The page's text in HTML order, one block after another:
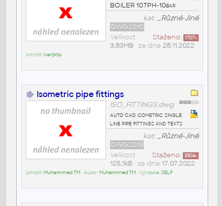
BOILER 10TPH-10bar
kat:_Různé-Jiné
DWG2010
Staženo: 1707x
Velikost
3,83MB• ze dne 28.11.2022
Umístil:ivanjktp
Isometric pipe fittings
ISO_FITTINGS.dwg
auto cad isometric single
line pipe fittings and texts
kat:_Různé-Jiné
DWG2013
Staženo: 3304x
Velikost
125,1kB• ze dne 17.07.2022
Umístil: Muhammed TM• Autor: Muhammed TM• Výrobce:SELF